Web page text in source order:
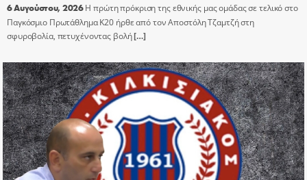
6 Αυγούστου, 2026 Η πρώτη πρόκριση της εθνικής μας ομάδας σε τελικό στο
Παγκόσμιο Πρωτάθλημα Κ20 ήρθε από τον Αποστόλη Τζαμτζή στη
σφυροβολία, πετυχένοντας βολή[…]